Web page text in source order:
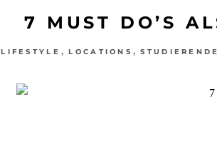
7 MUST DO’S
LIFESTYLE , LOCATIONS ,